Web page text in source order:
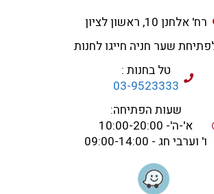
רח' אלחנן 10, ראשון לציון
שער חניה חייגו לחנות
טל בחנות :
03-9523333
שעות הפתיחה:
א'-ה'- 10:00-20:00
ו' וערבי חג - 09:00-14:00